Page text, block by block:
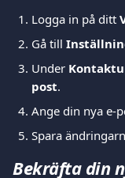
Logga in på ditt
Gå till
Under
post.
Ange din nya e-
Spara
Bekräfta din